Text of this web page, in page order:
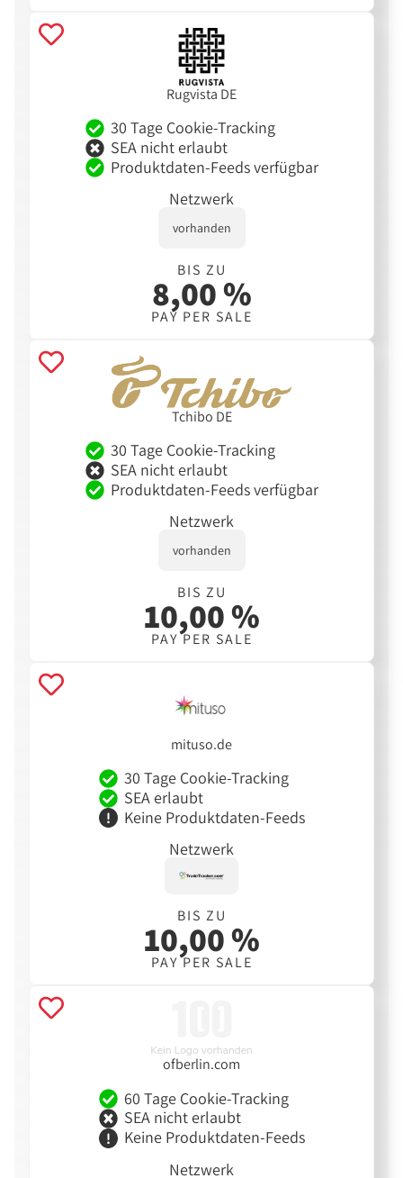
Rugvista DE
30 Tage Cookie-Tracking
SEA nicht erlaubt
Produktdaten-Feeds verfügbar
Netzwerk
vorhanden
BIS ZU
8,00 %
PAY PER SALE
Tchibo DE
30 Tage Cookie-Tracking
SEA nicht erlaubt
Produktdaten-Feeds verfügbar
Netzwerk
vorhanden
BIS ZU
10,00 %
PAY PER SALE
mituso.de
30 Tage Cookie-Tracking
SEA erlaubt
Keine Produktdaten-Feeds
Netzwerk
BIS ZU
10,00 %
PAY PER SALE
ofberlin.com
60 Tage Cookie-Tracking
SEA nicht erlaubt
Keine Produktdaten-Feeds
Netzwerk